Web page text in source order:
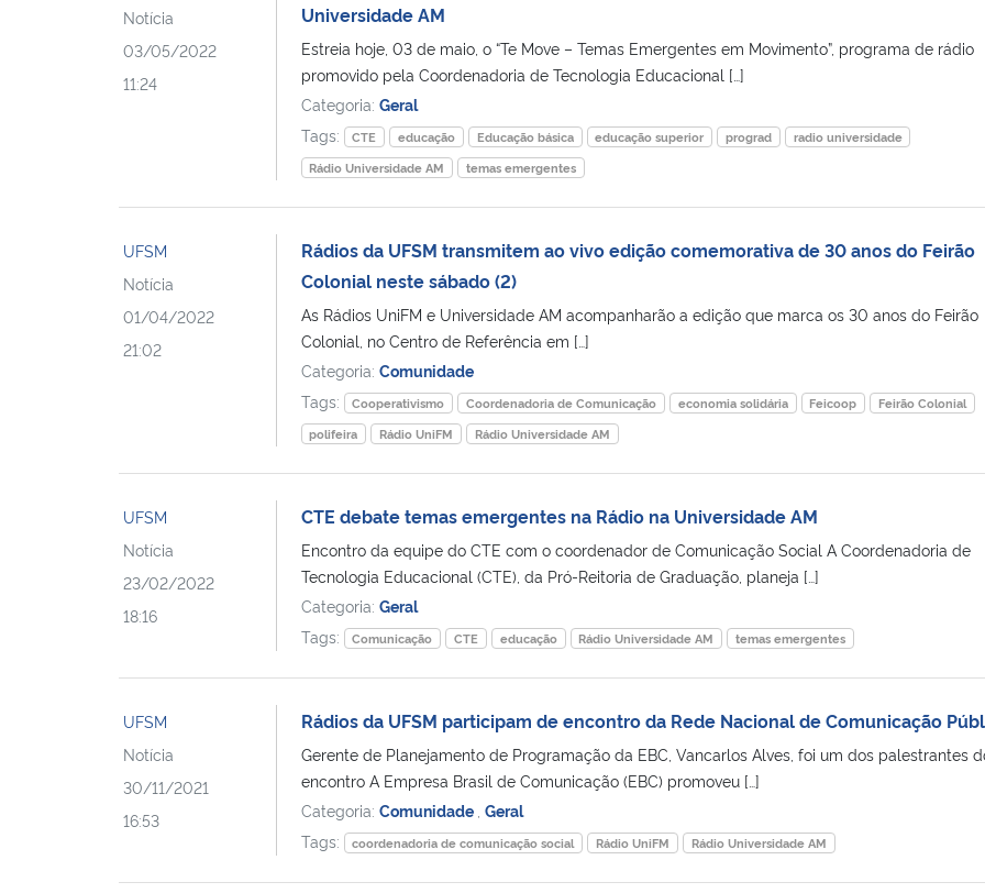
Notícia
03/05/2022
11:24
Universidade AM
Estreia hoje, 03 de maio, o “Te Move – Temas Emergentes em Movimento”, programa de rádio
promovido pela Coordenadoria de Tecnologia Educacional […]
Categoria: Geral
Tags:
CTE educação Educação básica educação superior prograd
radio universidade
Rádio Universidade AM
temas emergentes
UFSM
Notícia
01/04/2022
21:02
Rádios da UFSM transmitem ao vivo edição comemorativa de 30 anos do Feirão
Colonial neste sábado (2)
As Rádios UniFM e Universidade AM acompanharão a edição que marca os 30 anos do Feirão
Colonial, no Centro de Referência em […]
Categoria: Comunidade
Tags:
Cooperativismo Coordenadoria de Comunicação economia solidária Feicoop
Feirão Colonial
polifeira
Rádio UniFM Rádio Universidade AM
UFSM
Notícia
23/02/2022
18:16
CTE debate temas emergentes na Rádio na Universidade AM
Encontro da equipe do CTE com o coordenador de Comunicação Social A Coordenadoria de
Tecnologia Educacional (CTE), da Pró-Reitoria de Graduação, planeja […]
Categoria: Geral
Tags:
Comunicação CTE educação Rádio Universidade AM temas emergentes
UFSM
Notícia
30/11/2021
16:53
Rádios da UFSM participam de encontro da Rede Nacional de Comunicação
Gerente de Planejamento de Programação da EBC, Vancarlos Alves, foi um dos palestrantes
encontro A Empresa Brasil de Comunicação (EBC) promoveu […]
Categoria: Comunidade Geral
Tags:
coordenadoria de comunicação social Rádio UniFM Rádio Universidade AM